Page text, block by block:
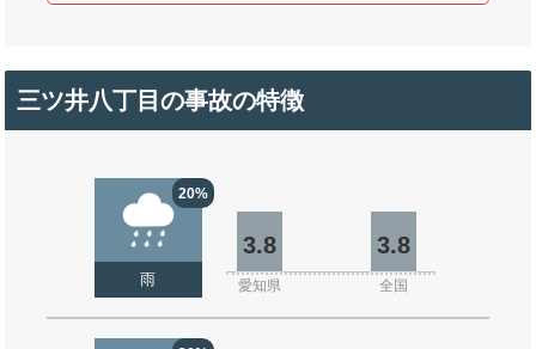
三ツ井八丁目の事故の特徴
20%
雨
3.8 3.8
愛知県 全国